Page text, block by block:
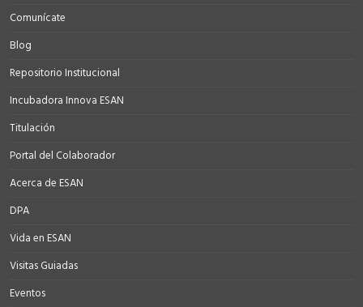
Comunícate
Blog
Repositorio Institucional
Incubadora Innova ESAN
Titulación
Portal del Colaborador
Acerca de ESAN
DPA
Vida en ESAN
Visitas Guiadas
Eventos